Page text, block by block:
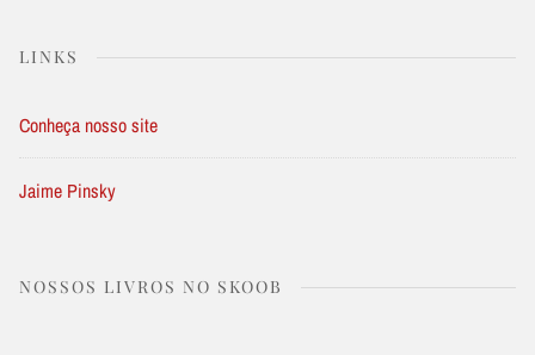
LINKS
Conheça nosso site
Jaime Pinsky
NOSSOS LIVROS NO SKOOB